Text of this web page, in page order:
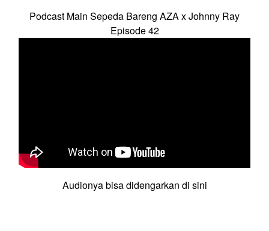
Podcast Main Sepeda Bareng AZA x Johnny Ray
Episode 42
Audionya bisa didengarkan di sini